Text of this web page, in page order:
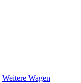
Weitere Wagen